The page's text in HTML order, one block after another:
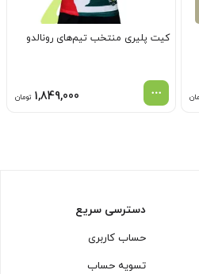
کیت پلیری منتخب تیم‌های رونالدو
1,849,000 تومان
دسترسی سریع
حساب کاربری
تسویه حساب